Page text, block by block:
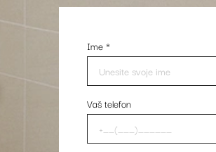
Ime*
Vaš telefon